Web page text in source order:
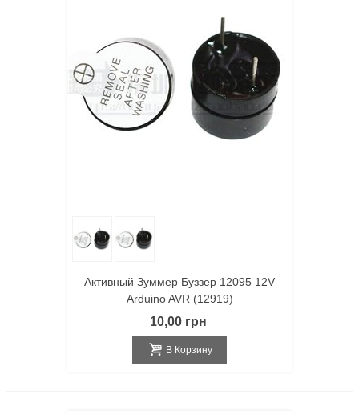
Активный Зуммер Буззер 12095 12V
Arduino AVR (12919)
10,00 грн
В Корзину